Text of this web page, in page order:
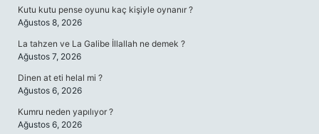
Kutu kutu pense oyunu kaç kişiyle oynanır ?
Ağustos 8, 2026
La tahzen ve La Galibe İllallah ne demek ?
Ağustos 7, 2026
Dinen at eti helal mi ?
Ağustos 6, 2026
Kumru neden yapılıyor ?
Ağustos 6, 2026